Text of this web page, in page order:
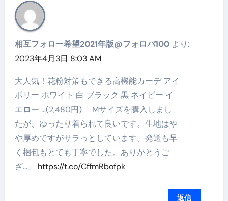
相互フォロー希望2021年版@フォロバ100 より:
2023年4月3日 8:03 AM
大人気！花粉対策もできる高機能カーデ アイ
ボリー ホワイト 白 ブラック 黒 ネイビー イ
エロー …(2,480円)「 Mサイズを購入しまし
たが、ゆったり着られて良いです。生地はや
や厚めですがサラっとしています。発送も早
く梱包もとても丁寧でした。ありがとうご
ざ…」 https://t.co/CffmRbofpk
返信